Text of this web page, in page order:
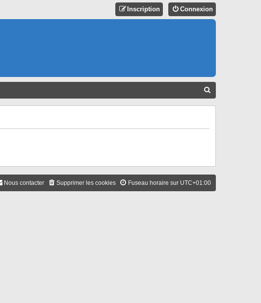
Connexion
Inscription
C
E
Fuseau horaire sur UTC+01:00
Supprimer les cookies
Nous contacter